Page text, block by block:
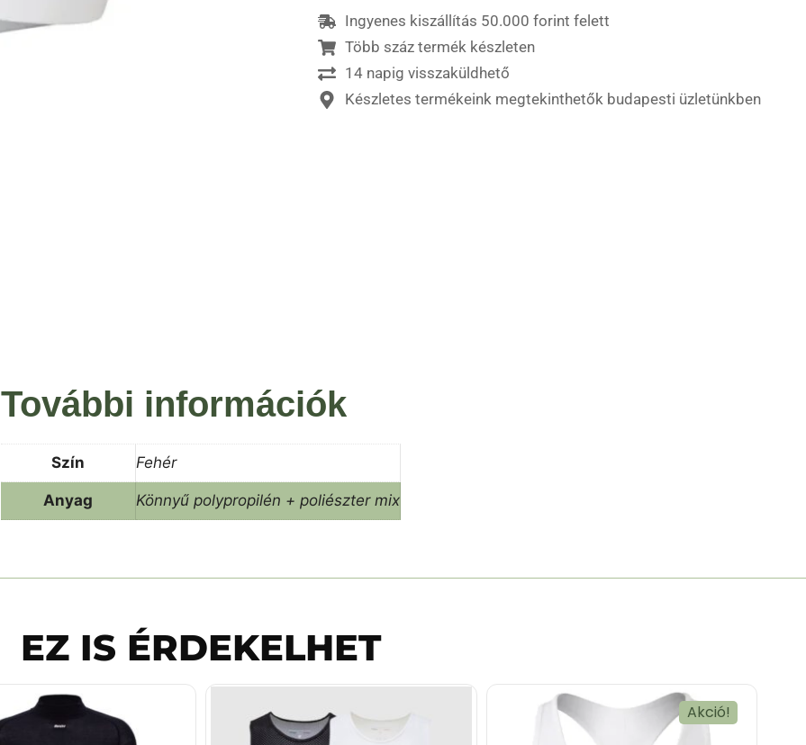
Ingyenes kiszállítás 50.000 forint felett
Több száz termék készleten
14 napig visszaküldhető
Készletes termékeink megtekinthetők budapesti üzletünkben
További információk
Szín Fehér
Anyag Könnyű polypropilén + poliészter mix
EZ IS ÉRDEKELHET
Akció!